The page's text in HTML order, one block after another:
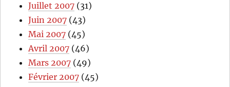
Juillet 2007 (31)
Juin 2007 (43)
Mai 2007 (45)
Avril 2007 (46)
Mars 2007 (49)
Février 2007 (45)